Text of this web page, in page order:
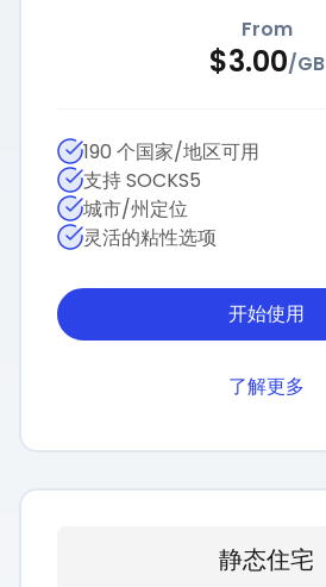
From
$3.00/GB
190 个国家/地区可用
支持 SOCKS5
城市/州定位
灵活的粘性选项
开始使用
了解更多
静态住宅